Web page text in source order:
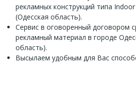
рекламных конструкций типа
(Одесская область).
Сервис в оговоренный договором
рекламный материал в городе
область).
Высылаем удобным для Вас